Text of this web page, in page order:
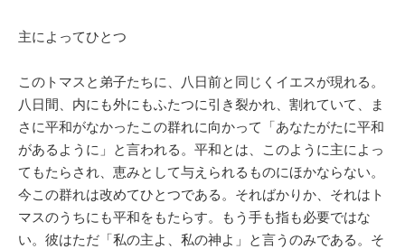
主によってひとつ
このトマスと弟子たちに、八日前と同じくイエスが現れる。
八日間、内にも外にもふたつに引き裂かれ、割れていて、ま
さに平和がなかったこの群れに向かって「あなたがたに平和
があるように」と言われる。平和とは、このように主によっ
てもたらされ、恵みとして与えられるものにほかならない。
今この群れは改めてひとつである。そればかりか、それはト
マスのうちにも平和をもたらす。もう手も指も必要ではな
い。彼はただ「私の主よ、私の神よ」と言うのみである。そ